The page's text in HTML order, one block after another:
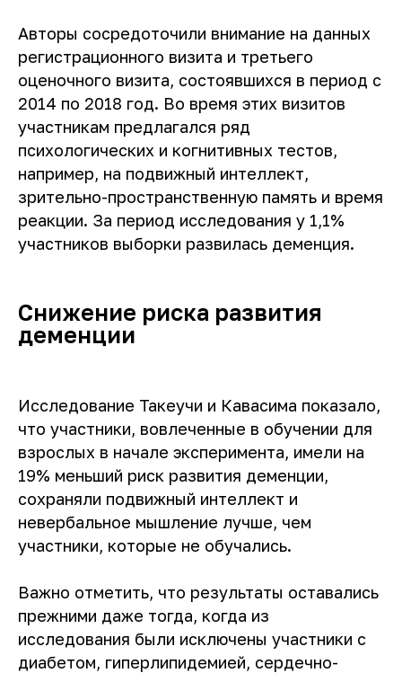
Авторы сосредоточили внимание на данных
регистрационного визита и третьего
оценочного визита, состоявшихся в период с
2014 по 2018 год. Во время этих визитов
участникам предлагался ряд
психологических и когнитивных тестов,
например, на подвижный интеллект,
зрительно-пространственную память и время
реакции. За период исследования у 1,1%
участников выборки развилась деменция.
Снижение риска развития
деменции
Исследование Такеучи и Кавасима показало,
что участники, вовлеченные в обучении для
взрослых в начале эксперимента, имели на
19% меньший риск развития деменции,
сохраняли подвижный интеллект и
невербальное мышление лучше, чем
участники, которые не обучались.
Важно отметить, что результаты оставались
прежними даже тогда, когда из
исследования были исключены участники с
диабетом, гиперлипидемией, сердечно-